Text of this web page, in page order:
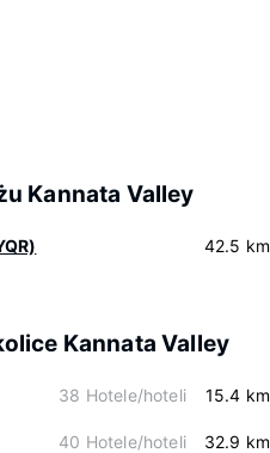
Kannata Valley
42.5 km
Kannata Valley
38 Hotele/hoteli 15.4 km
40 Hotele/hoteli 32.9 km